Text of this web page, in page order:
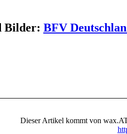
Bilder: BFV
Dieser Artikel kommt von